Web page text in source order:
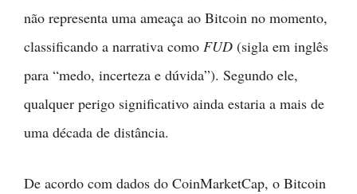
não representa uma ameaça ao Bitcoin no momento,
classificando a narrativa como FUD (sigla em inglês
para “medo, incerteza e dúvida”). Segundo ele,
qualquer perigo significativo ainda estaria a mais de
uma década de distância.
De acordo com dados do CoinMarketCap, o Bitcoin